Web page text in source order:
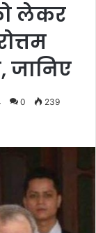
लेकर
जानिए
0 239